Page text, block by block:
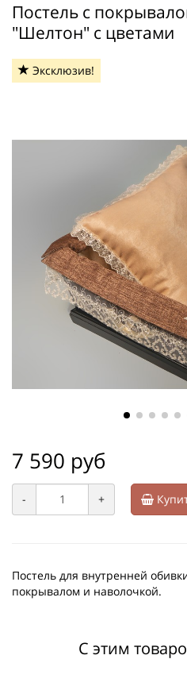
Постель с
"Шелтон" с цветами
Эксклюзив!
7 590 руб
- +
Постель для внутренней
покрывалом и наволочкой.
С этим